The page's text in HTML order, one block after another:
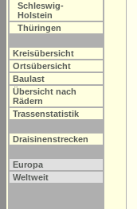
Schleswig-
Holstein
Thüringen
Kreisübersicht
Ortsübersicht
Baulast
Übersicht nach
Rädern
Trassenstatistik
Draisinenstrecken
Europa
Weltweit